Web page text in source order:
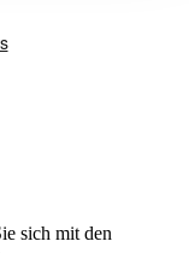
sich mit den